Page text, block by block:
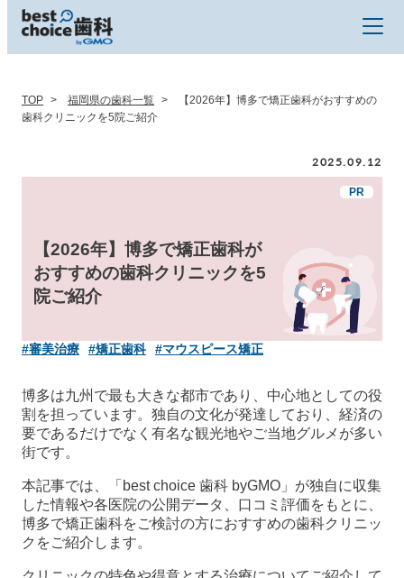
TOP 福岡県の歯科一覧
【2026年】博多で矯正歯科がおすすめの
歯科クリニックを5院ご紹介
2025.09.12
【2026年】博多で矯正歯科が
おすすめの歯科クリニックを5
院ご紹介
#審美治療 #矯正歯科 #マウスピース矯正
博多は九州で最も大きな都市であり、中心地としての役
割を担っています。独自の文化が発達しており、経済の
要であるだけでなく有名な観光地やご当地グルメが多い
街です。
本記事では、「best choice 歯科 byGMO」が独自に収集
した情報や各医院の公開データ、口コミ評価をもとに、
博多で矯正歯科をご検討の方におすすめの歯科クリニッ
クをご紹介します。